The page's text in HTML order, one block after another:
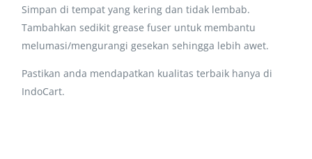
Simpan di tempat yang kering dan tidak lembab.
Tambahkan sedikit grease fuser untuk membantu
melumasi/mengurangi gesekan sehingga lebih awet.
Pastikan anda mendapatkan kualitas terbaik hanya di
IndoCart.